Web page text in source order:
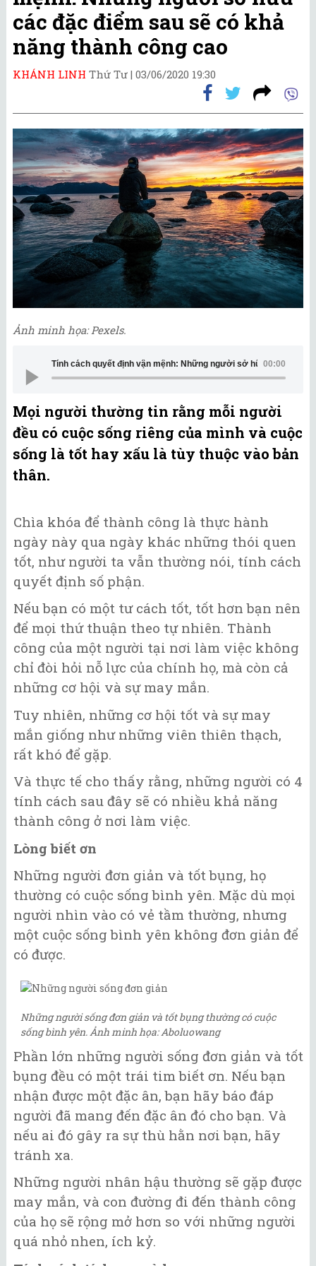
các đặc điểm sau sẽ có khả
năng thành công cao
KHÁNH LINH Thứ Tư | 03/06/2020 19:30
Ảnh minh họa: Pexels.
00:00
Tính cách quyết định vận mệnh: Những người sở hữu các đặc
Mọi người thường tin rằng mỗi người
đều có cuộc sống riêng của mình và cuộc
sống là tốt hay xấu là tùy thuộc vào bản
thân.
Chìa khóa để thành công là thực hành
ngày này qua ngày khác những thói quen
tốt, như người ta vẫn thường nói, tính cách
quyết định số phận.
Nếu bạn có một tư cách tốt, tốt hơn bạn nên
để mọi thứ thuận theo tự nhiên. Thành
công của một người tại nơi làm việc không
chỉ đòi hỏi nỗ lực của chính họ, mà còn cả
những cơ hội và sự may mắn.
Tuy nhiên, những cơ hội tốt và sự may
mắn giống như những viên thiên thạch,
rất khó để gặp.
Và thực tế cho thấy rằng, những người có 4
tính cách sau đây sẽ có nhiều khả năng
thành công ở nơi làm việc.
Lòng biết ơn
Những người đơn giản và tốt bụng, họ
thường có cuộc sống bình yên. Mặc dù mọi
người nhìn vào có vẻ tầm thường, nhưng
một cuộc sống bình yên không đơn giản để
có được.
Những người sống đơn giản và tốt bụng thường có cuộc
sống bình yên. Ảnh minh họa: Aboluowang
Phần lớn những người sống đơn giản và tốt
bụng đều có một trái tim biết ơn. Nếu bạn
nhận được một đặc ân, bạn hãy báo đáp
người đã mang đến đặc ân đó cho bạn. Và
nếu ai đó gây ra sự thù hằn nơi bạn, hãy
tránh xa.
Những người nhân hậu thường sẽ gặp được
may mắn, và con đường đi đến thành công
của họ sẽ rộng mở hơn so với những người
quá nhỏ nhen, ích kỷ.